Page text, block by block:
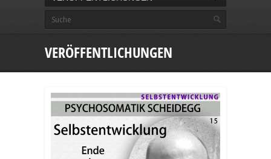
VERÖFFENTLICHUNGEN